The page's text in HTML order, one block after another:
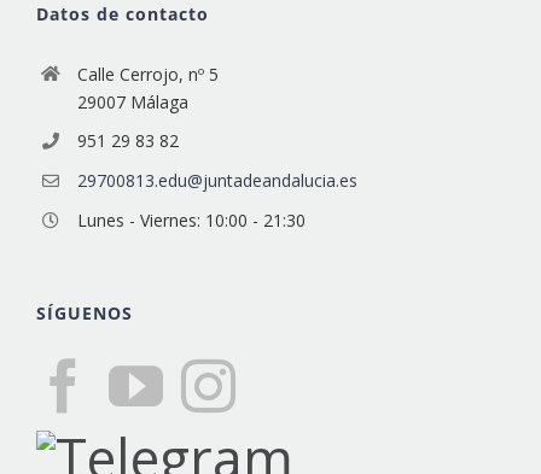
Datos de contacto
Calle Cerrojo, nº 5
29007 Málaga
951 29 83 82
29700813.edu@juntadeandalucia.es
Lunes - Viernes: 10:00 - 21:30
SÍGUENOS